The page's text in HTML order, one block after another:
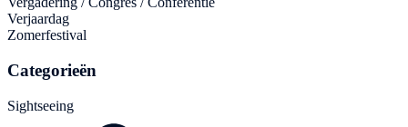
Verjaardag
Zomerfestival
Categorieën
Sightseeing